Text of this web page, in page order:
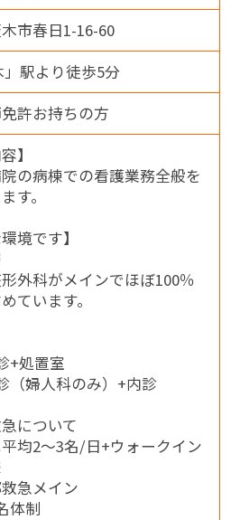
市春日1-16-60
」駅より徒歩5分
許お持ちの方
】
の病棟での看護業務全般を
す。
境です】
外科がメインでほぼ100％
ています。
+処置室
（婦人科のみ）+内診
について
均2～3名/日+ウォークイン
急メイン
体制